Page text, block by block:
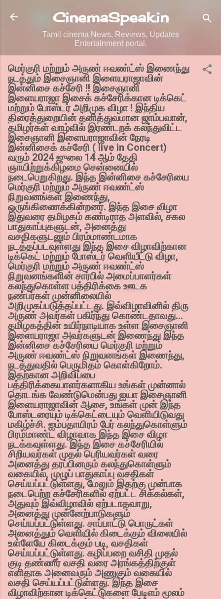
Skip to main content
CinemaSpeak.in
Tamil cinema News, Reviews, Updates
Entertainment portal.
மெர்குரி மற்றும் அருண் ஈவண்ட்ஸ் இணைந்து
நடத்தும் இசைஞானி இளையராஜாவின்
இன்னிசை கச்சேரி !! இசைஞானி
இளையராஜா இசைக் கச்சேரிக்கான டிக்கெட்
மற்றும் போஸ்டர் அறிமுக விழா ! இந்திய
திரைத்துறையின் தனித்துவமான ஜாம்பவான்,
தமிழர்கள் வாழ்வில் இரண்டறக் கலந்துவிட்ட
இசைஞானி இளையராஜாவின் நேரடி
இன்னிசைக் கச்சேரி ( live in Concert)
வரும் 2024 ஜுலை 14 ஆம் தேதி
ஞாயிற்றுக்கிழமை சென்னையில்
நடைபெறுகிறது. இந்த இன்னிசை கச்சேரியை
மெர்குரி மற்றும் அருண் ஈவண்ட்ஸ்
நிறுவனங்கள் இணைந்து,
ஒருங்கிணைக்கின்றனர். இந்த இசை விழா
இதுவரை தமிழகம் கண்டிராத அளவில், சகல
பாதுகாப்புகளுடன், அனைத்து
வசதிகளுடனும் பிரம்மாண்டமாக
நடத்தப்படவுள்ளது இந்த இசை விழாவிற்கான
டிக்கெட் மற்றும் போஸ்டர் வெளியீட்டு விழா,
மெர்குரி மற்றும் அருண் ஈவண்ட்ஸ்
நிறுவனங்களின் சார்பில் அமைப்பாளர்கள்
கலந்துகொள்ள பத்திரிக்கை ஊடக
நண்பர்கள் முன்னிலையில்
அறிமுகப்படுத்தப்பட்டது. இவ்விழாவினில் திரு
அருண் அவர்கள் பகிர்ந்து கொண்டதாவது…
தமிழகத்தின் உயிர்நாடியாக உள்ள இசைஞானி
இளையராஜா அவர்களுடன் இணைந்து இந்த
இன்னிசை கச்சேரியை மெர்குரி மற்றும்
அருண் ஈவண்ட்ஸ் நிறுவனங்கள் இணைந்து,
நடத்துவதில் பெருமிதம் கொள்கிறோம்.
இதற்கான அறிவிப்பை
பத்திரிக்கையாளர்களாகிய உங்கள் முன்னால்
தொடங்க வேண்டுமென்பது ஐயா இசைஞானி
இளையராஜாவின் ஆசை, உங்கள் முன் இந்த
போஸ்டரையும் டிக்கெட்டையும் வெளியிடுவது
மகிழ்ச்சி. ஐம்பதாயிரம் பேர் கலந்துகொள்ளும்
பிரம்மாண்ட விழாவாக இந்த இசை விழா
நடக்கவுள்ளது. இந்த இசை கச்சேரியில்
சிறியவர்கள் முதல் பெரியவர்கள் வரை
அனைத்து தரப்பினரும் கலந்துகொள்ளும்
வகையில், முழுப் பாதுகாப்பு வசதிகள்
செய்யப்பட்டுள்ளது, மேலும் இதற்கு முன்பாக
நடைபெற்ற கச்சேரிகளில் ஏற்பட்ட சிக்கல்கள்,
அதுவும் இவ்விழாவில் ஏற்படாதவாறு,
அனைத்து முன்னேற்பாடுகளும்
செய்யப்பட்டுள்ளது. சாப்பாட்டு பொருட்கள்
அனைத்தும் வெளியில் கிடைக்கும் விலையில்
உள்ளேயே கிடைக்கும் படி, வசதிகள்
செய்யப்பட்டுள்ளது. கழிப்பறை வசிதி முதல்
குடி தண்ணீர் வசதி வரை அரங்கத்திற்குள்
எளிதாக அனைவரும் அணுகும் வகையில்
வசதி செய்யப்பட்டுள்ளது. இந்த இசை
விழாவிற்கான டிக்கெட்டுகளை பேடிஎம் மூலம்